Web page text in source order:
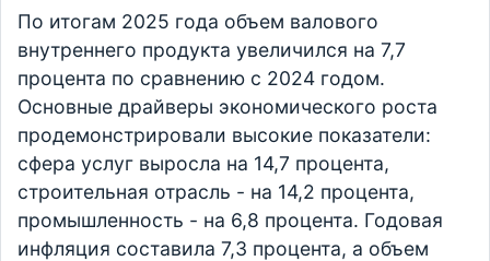
По итогам 2025 года объем валового
внутреннего продукта увеличился на 7,7
процента по сравнению с 2024 годом.
Основные драйверы экономического роста
продемонстрировали высокие показатели:
сфера услуг выросла на 14,7 процента,
строительная отрасль - на 14,2 процента,
промышленность - на 6,8 процента. Годовая
инфляция составила 7,3 процента, а объем